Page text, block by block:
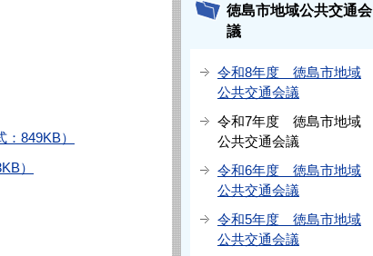
849KB）
）
徳島市地域公共交通会
議
令和8年度 徳島市地域
公共交通会議
令和7年度 徳島市地域
公共交通会議
令和6年度 徳島市地域
公共交通会議
令和5年度 徳島市地域
公共交通会議